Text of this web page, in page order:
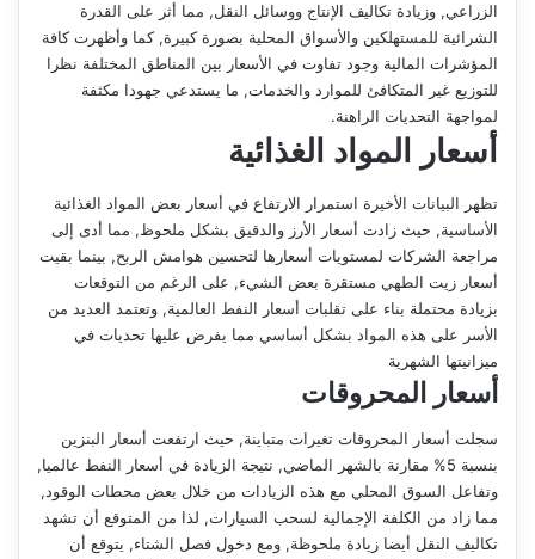
الزراعي, وزيادة تكاليف الإنتاج ووسائل النقل, مما أثر على القدرة
الشرائية للمستهلكين والأسواق المحلية بصورة كبيرة, كما وأظهرت كافة
المؤشرات المالية وجود تفاوت في الأسعار بين المناطق المختلفة نظرا
للتوزيع غير المتكافئ للموارد والخدمات, ما يستدعي جهودا مكثفة
لمواجهة التحديات الراهنة.
أسعار المواد الغذائية
تظهر البيانات الأخيرة استمرار الارتفاع في أسعار بعض المواد الغذائية
الأساسية, حيث زادت أسعار الأرز والدقيق بشكل ملحوظ, مما أدى إلى
مراجعة الشركات لمستويات أسعارها لتحسين هوامش الربح, بينما بقيت
أسعار زيت الطهي مستقرة بعض الشيء, على الرغم من التوقعات
بزيادة محتملة بناء على تقلبات أسعار النفط العالمية, وتعتمد العديد من
الأسر على هذه المواد بشكل أساسي مما يفرض عليها تحديات في
ميزانيتها الشهرية
أسعار المحروقات
سجلت أسعار المحروقات تغيرات متباينة, حيث ارتفعت أسعار البنزين
بنسبة 5% مقارنة بالشهر الماضي, نتيجة الزيادة في أسعار النفط عالميا,
وتفاعل السوق المحلي مع هذه الزيادات من خلال بعض محطات الوقود,
مما زاد من الكلفة الإجمالية لسحب السيارات, لذا من المتوقع أن تشهد
تكاليف النقل أيضا زيادة ملحوظة, ومع دخول فصل الشتاء, يتوقع أن